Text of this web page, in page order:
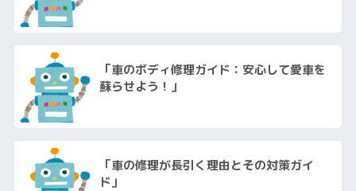
「車のボディ修理ガイド：安心して愛車を
蘇らせよう！」
「車の修理が長引く理由とその対策ガイ
ド」